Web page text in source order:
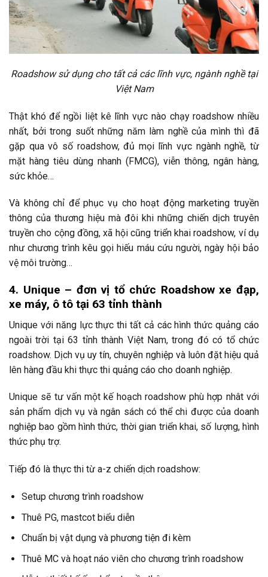
Roadshow sử dụng cho tất cả các lĩnh vực, ngành nghề tại
Việt Nam
Thật khó để ngồi liệt kê lĩnh vực nào chạy roadshow nhiều
nhất, bởi trong suốt những năm làm nghề của mình thì đã
gặp qua vô số roadshow, đủ mọi lĩnh vực ngành nghề, từ
mặt hàng tiêu dùng nhanh (FMCG), viễn thông, ngân hàng,
sức khỏe…
Và không chỉ để phục vụ cho hoạt động marketing truyền
thông của thương hiệu mà đôi khi những chiến dịch truyên
truyền cho cộng đồng, xã hội cũng triển khai roadshow, ví dụ
như chương trình kêu gọi hiếu máu cứu người, ngày hội bảo
vệ môi trường…
4. Unique – đơn vị tổ chức Roadshow xe đạp,
xe máy, ô tô tại 63 tỉnh thành
Unique với năng lực thực thi tất cả các hình thức quảng cáo
ngoài trời tại 63 tỉnh thành Việt Nam, trong đó có tổ chức
roadshow. Dịch vụ uy tín, chuyên nghiệp và luôn đặt hiệu quả
lên hàng đầu khi thực thi quảng cáo cho doanh nghiệp.
Unique sẽ tư vấn một kế hoạch roadshow phù hợp nhât với
sản phẩm dịch vụ và ngân sách có thể chi được của doanh
nghiệp bao gồm hình thức, thời gian triển khai, số lượng, hình
thức phụ trợ.
Tiếp đó là thực thi từ a-z chiến dịch roadshow:
Setup chương trình roadshow
Thuê PG, mastcot biểu diễn
Chuẩn bị vật dụng và phương tiện đi kèm
Thuê MC và hoạt náo viên cho chương trình roadshow